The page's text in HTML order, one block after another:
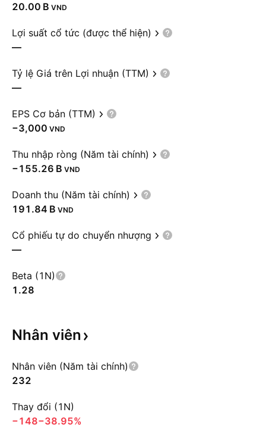
‪20.00 B‬ VND
Lợi suất cổ tức (được thể hiện)
—
Tỷ lệ Giá trên Lợi nhuận (TTM)
—
EPS Cơ bản (TTM)
−3,000 VND
Thu nhập ròng (Năm tài chính)
‪−155.26 B‬ VND
Doanh thu (Năm tài chính)
‪191.84 B‬ VND
Cổ phiếu tự do chuyển nhượng
—
Beta (1N)
1.28
Nhân viên
Nhân viên (Năm tài chính)
232
Thay đổi (1N)
−148−38.95%